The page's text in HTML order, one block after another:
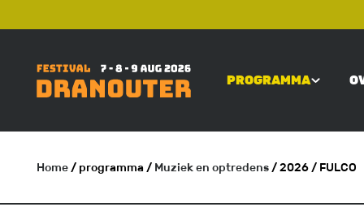
gaan
PROGRAMMA
KRUIMELPAD
Home/ programma/ Muziek en optredens/ 2026/ FULCO